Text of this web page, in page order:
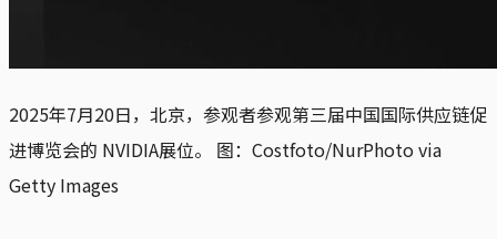
2025年7月20日，北京，参观者参观第三届中国国际供应链促
进博览会的 NVIDIA展位。 图：Costfoto/NurPhoto via
Getty Images